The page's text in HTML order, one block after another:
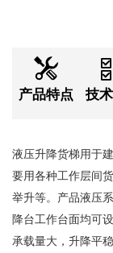
产品特点 技
液压升降货梯用于
要用各种工作层间
举升等。产品液压
降台工作台面均可
承载量大，升降平